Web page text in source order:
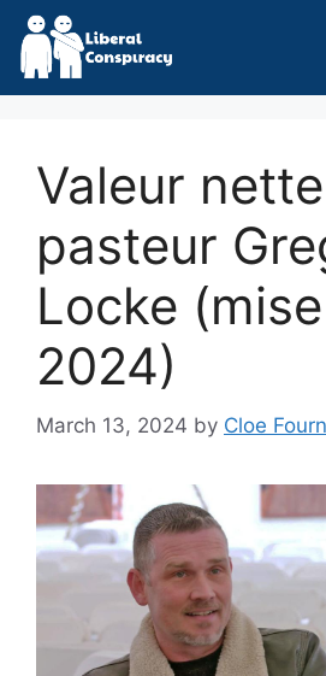
Skip
content
Valeur
pasteur
Locke
2024)
March 13, 2024 by Cloe